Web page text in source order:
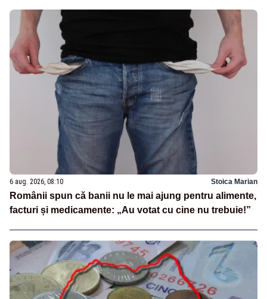
6 aug. 2026, 08:10 Stoica Marian
Românii spun că banii nu le mai ajung pentru alimente,
facturi și medicamente: „Au votat cu cine nu trebuie!”